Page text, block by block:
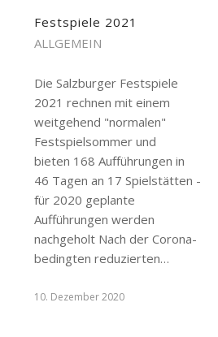
Festspiele 2021
ALLGEMEIN
Die Salzburger Festspiele
2021 rechnen mit einem
weitgehend "normalen"
Festspielsommer und
bieten 168 Aufführungen in
46 Tagen an 17 Spielstätten -
für 2020 geplante
Aufführungen werden
nachgeholt Nach der Corona-
bedingten reduzierten…
10. Dezember 2020